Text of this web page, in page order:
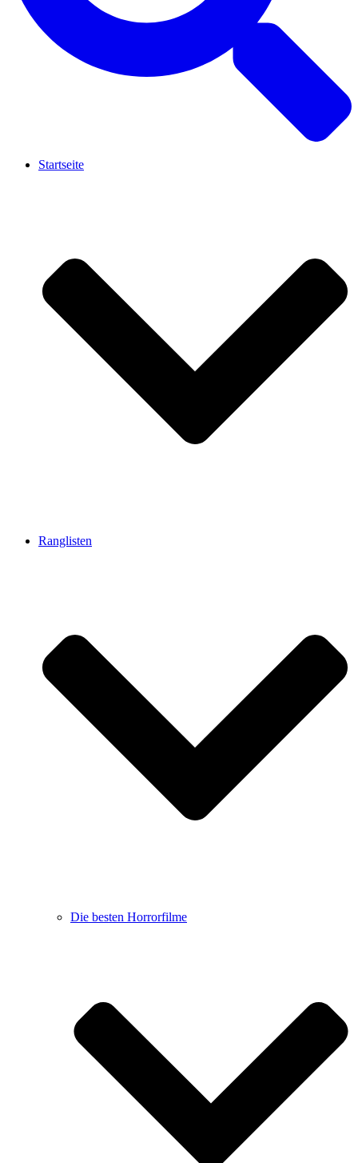
Startseite
Ranglisten
Die besten Horrorfilme